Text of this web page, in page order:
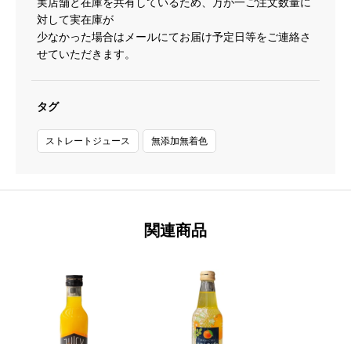
対して実在庫が
少なかった場合はメールにてお届け予定日等をご連絡さ
せていただきます。
タグ
ストレートジュース 無添加無着色
関連商品